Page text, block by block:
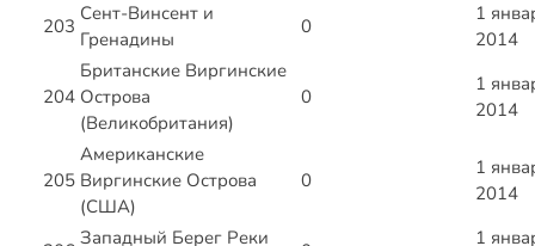
203
Сент-Винсент и
Гренадины
0
1
2014
204
Британские Виргинские
Острова
(Великобритания)
0
1
2014
205
Американские
Виргинские Острова
(США)
0
1
2014
Западный Берег Реки
1